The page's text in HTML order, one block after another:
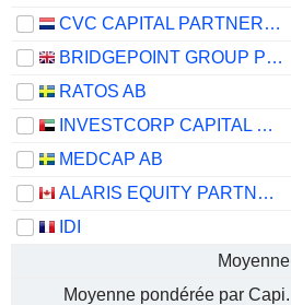
CVC CAPITAL PARTNERS PLC
BRIDGEPOINT GROUP PLC
RATOS AB
INVESTCORP CAPITAL PLC
MEDCAP AB
ALARIS EQUITY PARTNERS INCOME TRUST
IDI
Moyenne
Moyenne pondérée par Capi.